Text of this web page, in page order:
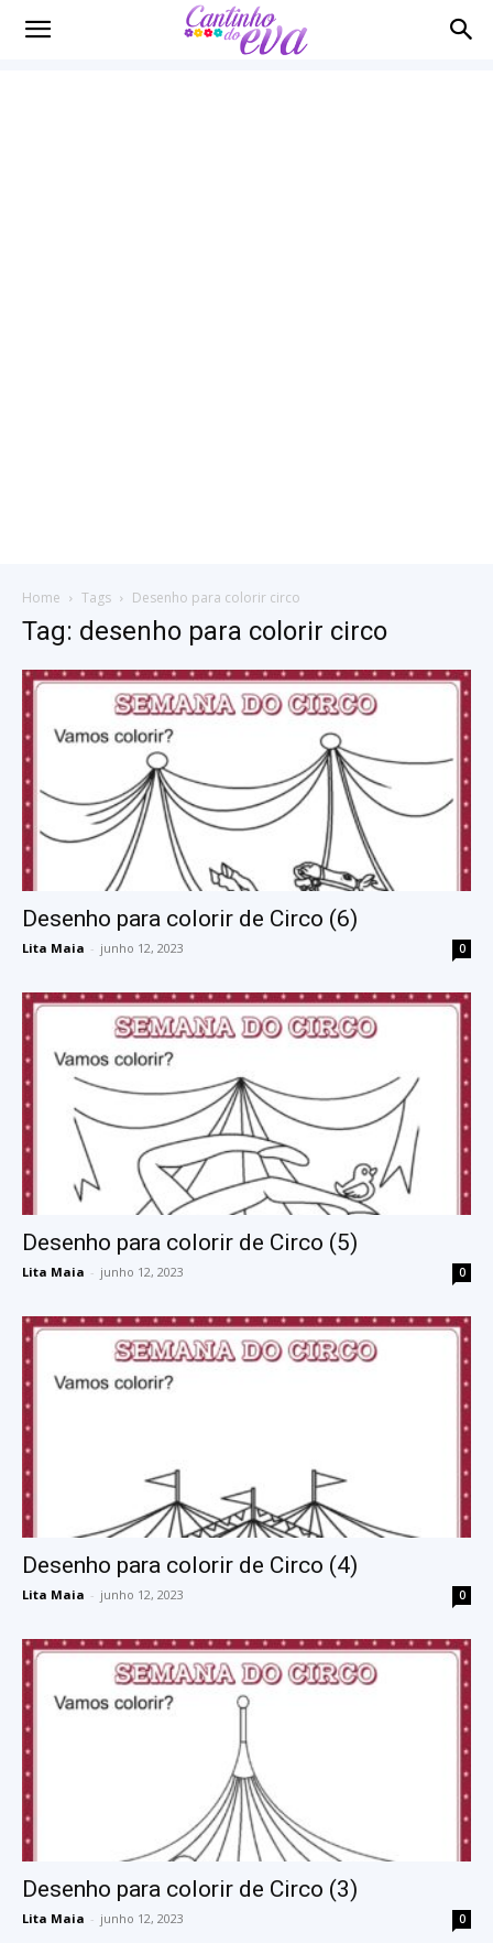
Cantinho
Home Tags Desenho para colorir circo
Tag: desenho para colorir circo
Desenho para colorir de Circo (6)
Lita Maia - junho 12, 2023 0
Desenho para colorir de Circo (5)
Lita Maia - junho 12, 2023 0
Desenho para colorir de Circo (4)
Lita Maia - junho 12, 2023 0
Desenho para colorir de Circo (3)
Lita Maia - junho 12, 2023 0